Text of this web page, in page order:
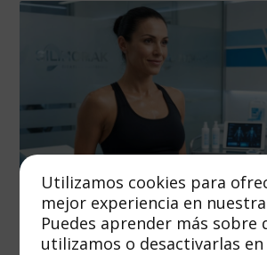
Utilizamos cookies para
mejor experiencia en
Puedes aprender más sobre
utilizamos o desactivarlas en